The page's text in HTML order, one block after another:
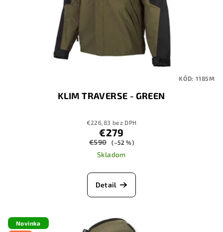
KLIM TRAVERSE - GREEN
€226,83 bez DPH
€279
€590 (–52 %)
Skladom
Detail
KÓD: 1185M
Novinka